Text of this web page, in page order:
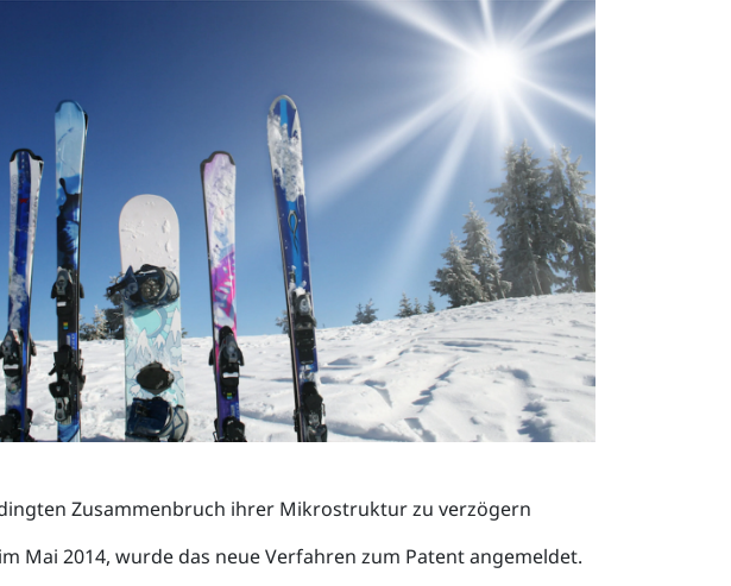
Zusammenbruch ihrer Mikrostruktur zu verzögern
Mai 2014, wurde das neue Verfahren zum Patent angemeldet.